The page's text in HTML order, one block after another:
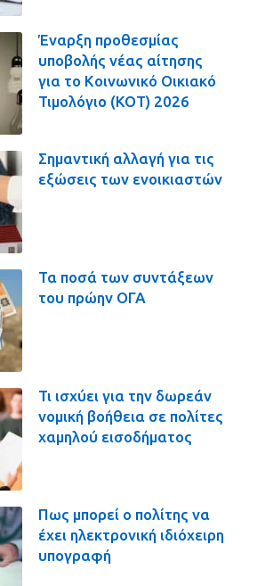
Έναρξη προθεσμίας
υποβολής νέας αίτησης
για το Κοινωνικό Οικιακό
Τιμολόγιο (ΚΟΤ) 2026
Σημαντική αλλαγή για τις
εξώσεις των ενοικιαστών
Τα ποσά των συντάξεων
του πρώην ΟΓΑ
Τι ισχύει για την δωρεάν
νομική βοήθεια σε πολίτες
χαμηλού εισοδήματος
Πως μπορεί ο πολίτης να
έχει ηλεκτρονική ιδιόχειρη
υπογραφή